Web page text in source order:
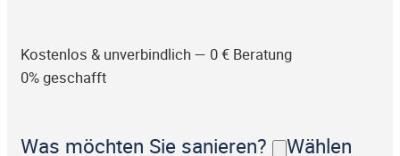
Kostenlos & unverbindlich — 0 € Beratung
0% geschafft
Was möchten Sie sanieren?
Wählen